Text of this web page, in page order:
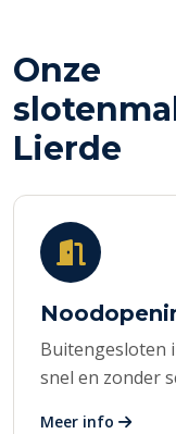
Onze
Lierde
Buitengesloten
snel en zonder
Meer info